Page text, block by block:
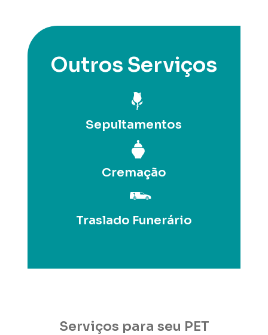
Outros Serviços
Sepultamentos
Cremação
Traslado Funerário
Serviços para seu PET